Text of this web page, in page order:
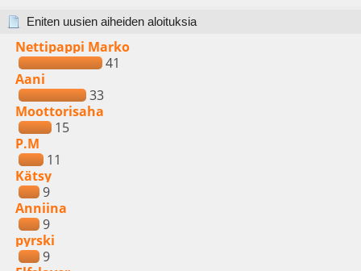
Eniten uusien aiheiden aloituksia
Nettipappi Marko
41
Aani
33
Moottorisaha
15
P.M
11
Kätsy
9
Anniina
9
pyrski
9